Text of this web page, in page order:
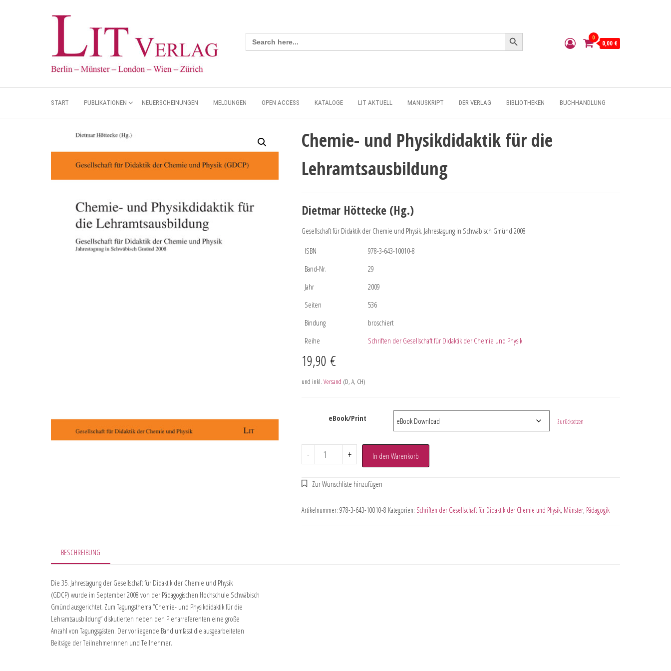
Search
for:
Search Button
0
0,00 €
START PUBLIKATIONEN NEUERSCHEINUNGEN MELDUNGEN OPEN ACCESS KATALOGE LIT AKTUELL MANUSKRIPT DER VERLAG BIBLIOTHEKEN BUCHHANDLUNG
Chemie- und Physikdidaktik für die
Lehramtsausbildung
Dietmar Höttecke (Hg.)
Gesellschaft für Didaktik der Chemie und Physik. Jahrestagung in Schwäbisch Gmünd 2008
ISBN
978-3-643-10010-8
Band-Nr.
29
Jahr
2009
Seiten
536
Bindung
broschiert
Reihe
Schriften der Gesellschaft für Didaktik der Chemie und Physik
19,90 €
und inkl. Versand (D, A, CH)
eBook/Print Zurücksetzen
- + In den Warenkorb
Artikelnummer: 978-3-643-10010-8 Kategorien: Schriften der Gesellschaft für Didaktik der Chemie und Physik, Münster, Pädagogik
BESCHREIBUNG
Die 35. Jahrestagung der Gesellschaft für Didaktik der Chemie und Physik
(GDCP) wurde im September 2008 von der Pädagogischen Hochschule Schwäbisch
Gmünd ausgerichtet. Zum Tagungsthema “Chemie- und Physikdidaktik für die
Lehramtsausbildung” diskutierten neben den Plenarreferenten eine große
Anzahl von Tagungsgästen. Der vorliegende Band umfasst die ausgearbeiteten
Beiträge der Teilnehmerinnen und Teilnehmer.